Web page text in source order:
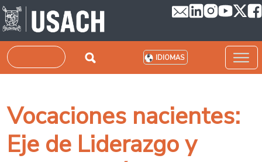
Pasar al contenido principal
Buscar IDIOMAS
Vocaciones nacientes:
Eje de Liderazgo y